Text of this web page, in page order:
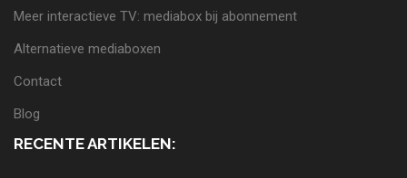
Meer interactieve TV: mediabox bij abonnement
Alternatieve mediaboxen
Contact
Blog
RECENTE ARTIKELEN: